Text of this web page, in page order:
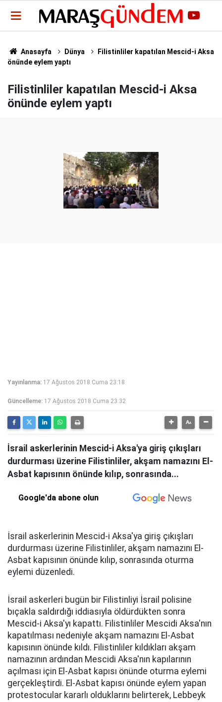
Anasayfa Dünya
Filistinliler kapatılan Mescid-i Aksa
önünde eylem yaptı
Filistinliler kapatılan Mescid-i Aksa
önünde eylem yaptı
Yayınlanma: 17 Ağustos 2018 Cuma 23:18
Güncelleme: 17 Ağustos 2018 Cuma 23:32
İsrail askerlerinin Mescid-i Aksa'ya giriş çıkışları
durdurması üzerine Filistinliler, akşam namazını El-
Asbat kapısının önünde kılıp, sonrasında...
Google'da abone olun
İsrail askerlerinin Mescid-i Aksa'ya giriş çıkışları
durdurması üzerine Filistinliler, akşam namazını El-
Asbat kapısının önünde kılıp, sonrasında oturma
eylemi düzenledi.
İsrail askerleri bugün bir Filistinliyi İsrail polisine
bıçakla saldırdığı iddiasıyla öldürdükten sonra
Mescid-i Aksa'yı kapattı. Filistinliler Mescidi Aksa'nın
kapatılması nedeniyle akşam namazını El-Asbat
kapısının önünde kıldı. Filistinliler kıldıkları akşam
namazının ardından Mescidi Aksa'nın kapılarının
açılması için El-Asbat kapısı önünde oturma eylemi
gerçekleştirdi. El-Asbat kapısı önünde eylem yapan
protestocular kararlı olduklarını belirterek, Lebbeyk